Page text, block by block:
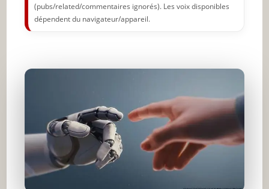
(pubs/related/commentaires ignorés). Les voix disponibles
dépendent du navigateur/appareil.